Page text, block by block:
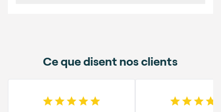
Ce que disent nos clients
5 out of 5 stars 5 out